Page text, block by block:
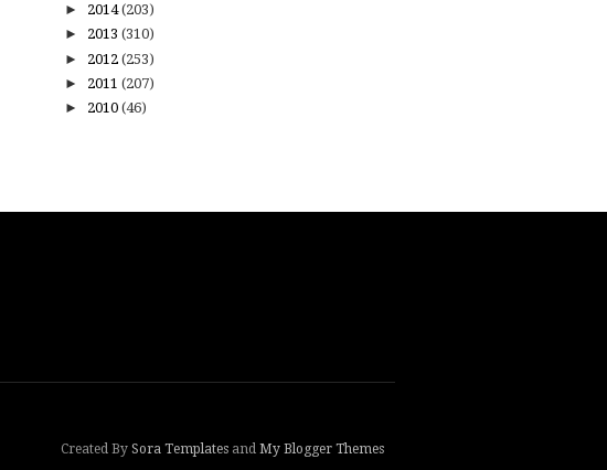
► 2014(203)
► 2013 (310)
► 2012 (253)
► 2011 (207)
► 2010 (46)
Created By Sora Templates and My Blogger Themes